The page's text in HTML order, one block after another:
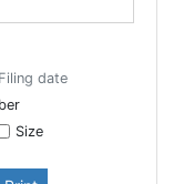
Filing date
Size